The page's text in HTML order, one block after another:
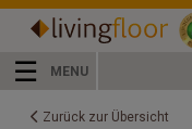
☰ MENU
Zurück zur Übersicht